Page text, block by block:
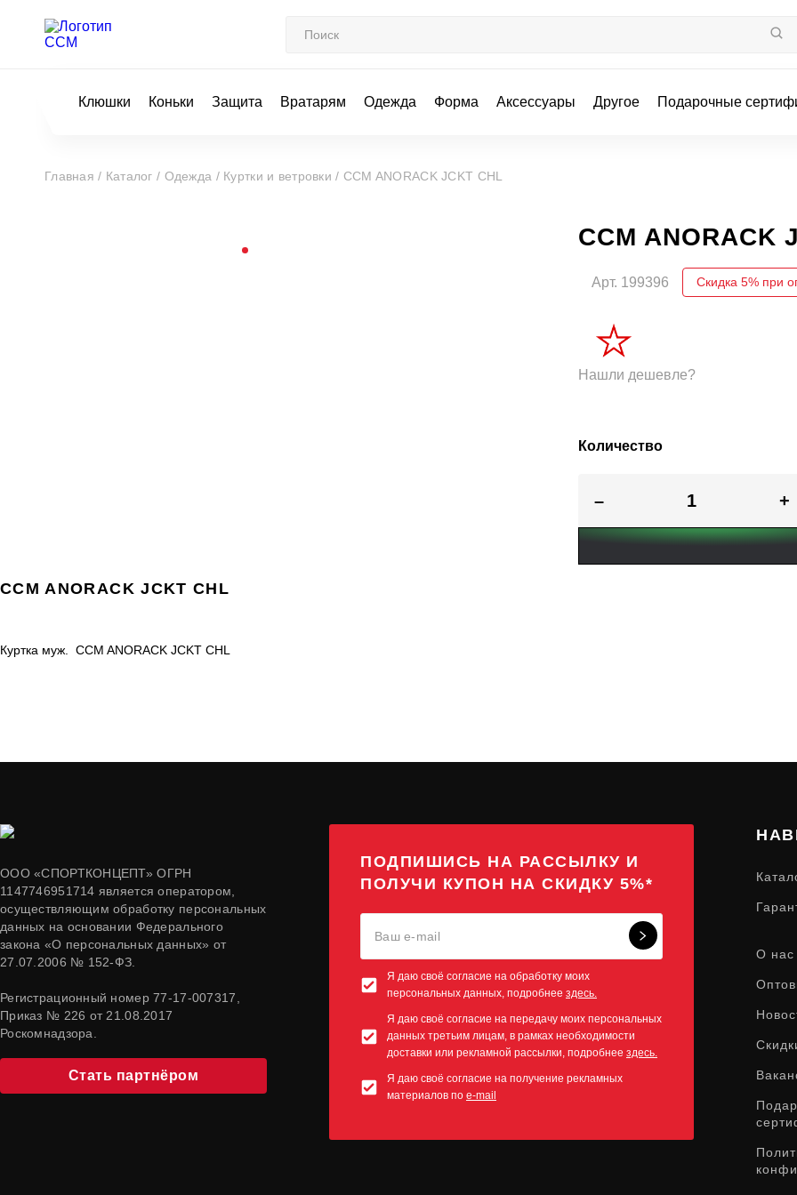
Клюшки Коньки Защита Вратарям Одежда Форма Аксессуары Другое Подарочные
Главная / Каталог / Одежда / Куртки и ветровки / CCM ANORACK JCKT CHL
CCM ANORACK
Арт. 199396 Скидка 5% при
Нашли дешевле?
Количество
– +
CCM ANORACK JCKT CHL
Куртка муж. CCM ANORACK JCKT CHL
ООО «СПОРТКОНЦЕПТ» ОГРН
1147746951714 является оператором,
осуществляющим обработку персональных
данных на основании Федерального
закона «О персональных данных» от
27.07.2006 № 152-ФЗ.
Регистрационный номер 77-17-007317,
Приказ № 226 от 21.08.2017
Роскомнадзора.
Стать партнёром
ПОДПИШИСЬ НА РАССЫЛКУ И
ПОЛУЧИ КУПОН НА СКИДКУ 5%*
Я даю своё согласие на обработку моих
персональных данных, подробнее здесь.
Я даю своё согласие на передачу моих персональных
данных третьим лицам, в рамках необходимости
доставки или рекламной рассылки, подробнее здесь.
Я даю своё согласие на получение рекламных
материалов по e-mail
О нас